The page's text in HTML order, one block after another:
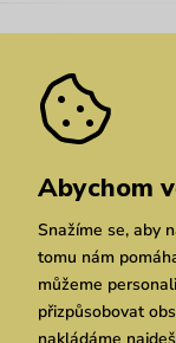
Pozáruční opravy
Velkoobchod
We Care
Dárkové poukazy
Vuchlook
Prodejny
Praha
Zásady ochrany
Abychom
Snažíme se, aby
tomu nám
můžeme
přizpůsobovat